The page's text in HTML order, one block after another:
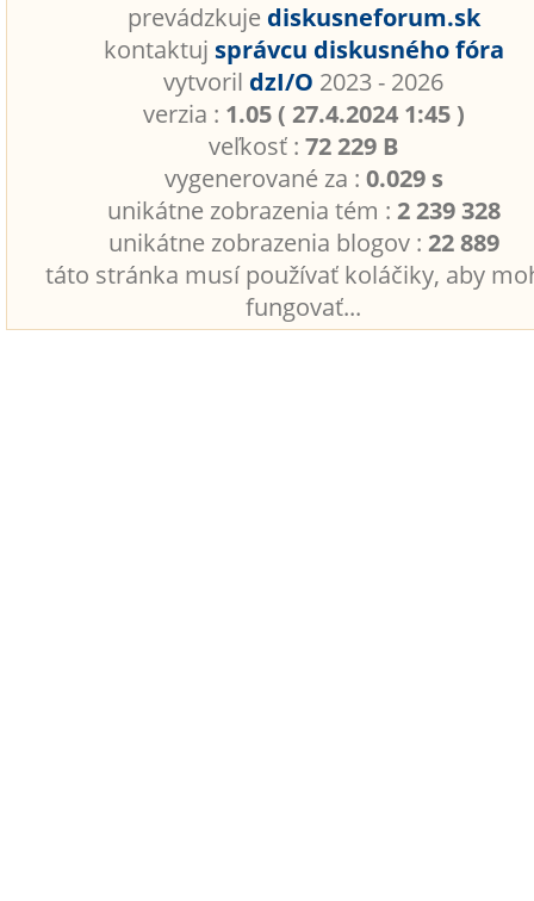
prevádzkuje diskusneforum.sk
kontaktuj správcu diskusného fóra
vytvoril dzI/O 2023 - 2026
verzia : 1.05 ( 27.4.2024 1:45 )
veľkosť :72 229 B
vygenerované za : 0.029 s
unikátne zobrazenia tém : 2 239 328
unikátne zobrazenia blogov : 22 889
táto stránka musí používať koláčiky, aby
fungovať...